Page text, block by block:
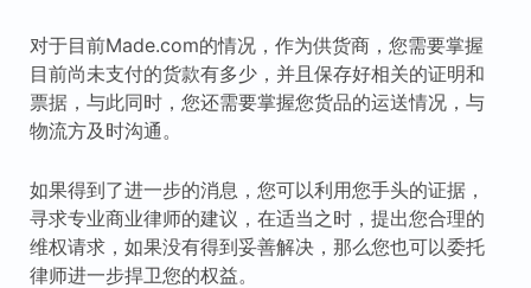
对于目前Made.com的情况，作为供货商，您需要掌握
目前尚未支付的货款有多少，并且保存好相关的证明和
票据，与此同时，您还需要掌握您货品的运送情况，与
物流方及时沟通。
如果得到了进一步的消息，您可以利用您手头的证据，
寻求专业商业律师的建议，在适当之时，提出您合理的
维权请求，如果没有得到妥善解决，那么您也可以委托
律师进一步捍卫您的权益。